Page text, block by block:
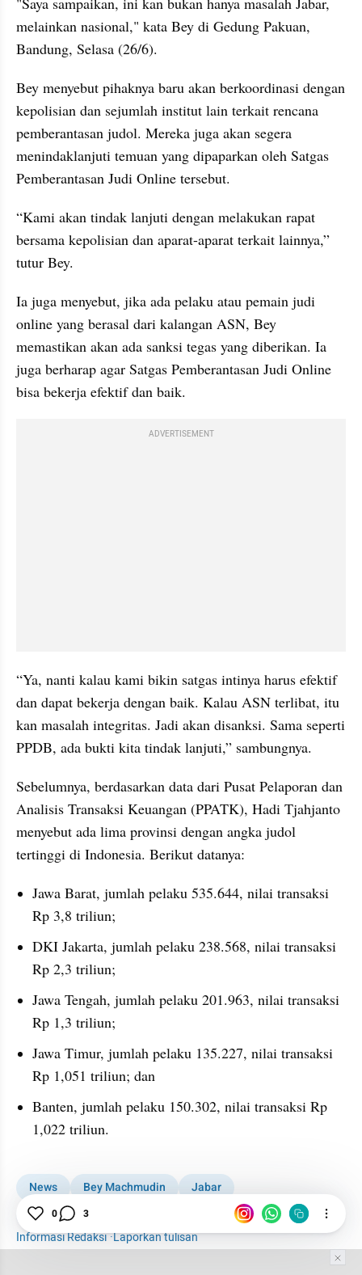
melainkan nasional," kata Bey di Gedung Pakuan,
Bandung, Selasa (26/6).
Bey menyebut pihaknya baru akan berkoordinasi dengan
kepolisian dan sejumlah institut lain terkait rencana
pemberantasan judol. Mereka juga akan segera
menindaklanjuti temuan yang dipaparkan oleh Satgas
Pemberantasan Judi Online tersebut.
“Kami akan tindak lanjuti dengan melakukan rapat
bersama kepolisian dan aparat-aparat terkait lainnya,”
tutur Bey.
Ia juga menyebut, jika ada pelaku atau pemain judi
online yang berasal dari kalangan ASN, Bey
memastikan akan ada sanksi tegas yang diberikan. Ia
juga berharap agar Satgas Pemberantasan Judi Online
bisa bekerja efektif dan baik.
ADVERTISEMENT
“Ya, nanti kalau kami bikin satgas intinya harus efektif
dan dapat bekerja dengan baik. Kalau ASN terlibat, itu
kan masalah integritas. Jadi akan disanksi. Sama seperti
PPDB, ada bukti kita tindak lanjuti,” sambungnya.
Sebelumnya, berdasarkan data dari Pusat Pelaporan dan
Analisis Transaksi Keuangan (PPATK), Hadi Tjahjanto
menyebut ada lima provinsi dengan angka judol
tertinggi di Indonesia. Berikut datanya:
Jawa Barat, jumlah pelaku 535.644, nilai transaksi
Rp 3,8 triliun;
DKI Jakarta, jumlah pelaku 238.568, nilai transaksi
Rp 2,3 triliun;
Jawa Tengah, jumlah pelaku 201.963, nilai transaksi
Rp 1,3 triliun;
Jawa Timur, jumlah pelaku 135.227, nilai transaksi
Rp 1,051 triliun; dan
Banten, jumlah pelaku 150.302, nilai transaksi Rp
1,022 triliun.
News Bey Machmudin
Jabar
Pj Gubernur Jabar
Judi Online
Informasi Redaksi·Laporkan tulisan
0 3